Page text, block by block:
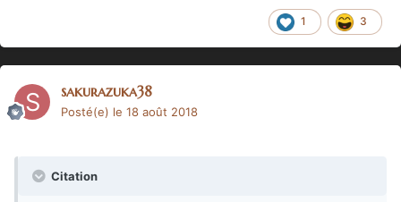
1 3
sakurazuka38
Posté(e) le 18 août 2018
Citation